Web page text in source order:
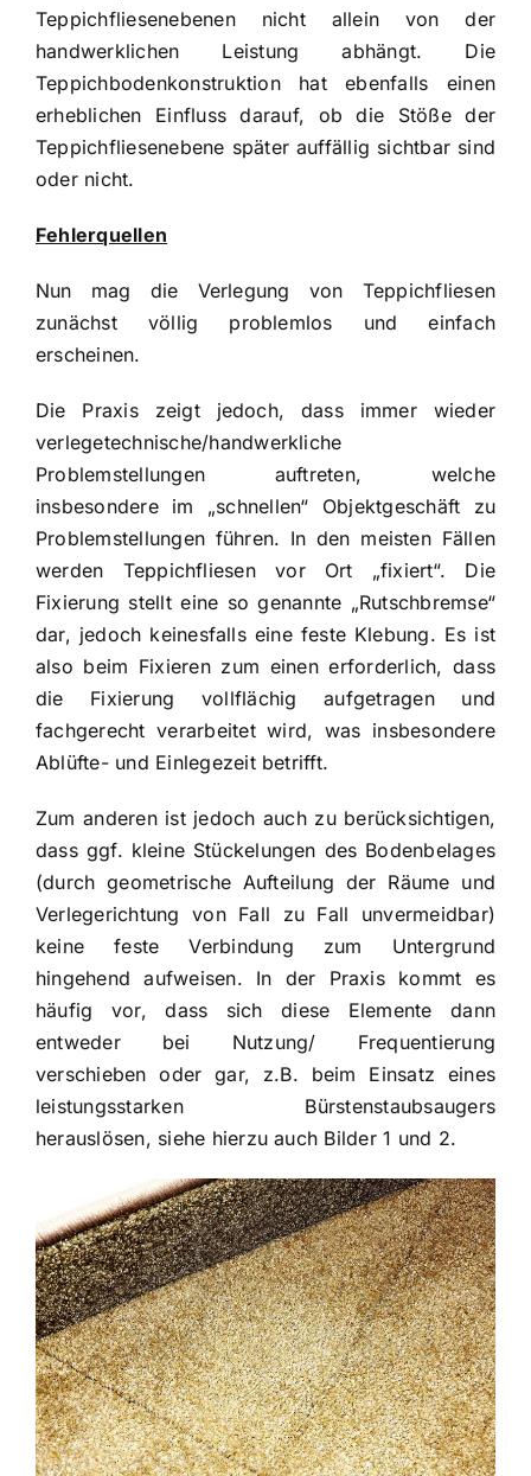
Teppichfliesenebenen nicht allein von der
handwerklichen Leistung abhängt. Die
Teppichbodenkonstruktion hat ebenfalls einen
erheblichen Einfluss darauf, ob die Stöße der
Teppichfliesenebene später auffällig sichtbar sind
oder nicht.
Fehlerquellen
Nun mag die Verlegung von Teppichfliesen
zunächst völlig problemlos und einfach
erscheinen.
Die Praxis zeigt jedoch, dass immer wieder
verlegetechnische/handwerkliche
Problemstellungen auftreten, welche
insbesondere im „schnellen“ Objektgeschäft zu
Problemstellungen führen. In den meisten Fällen
werden Teppichfliesen vor Ort „fixiert“. Die
Fixierung stellt eine so genannte „Rutschbremse“
dar, jedoch keinesfalls eine feste Klebung. Es ist
also beim Fixieren zum einen erforderlich, dass
die Fixierung vollflächig aufgetragen und
fachgerecht verarbeitet wird, was insbesondere
Ablüfte- und Einlegezeit betrifft.
Zum anderen ist jedoch auch zu berücksichtigen,
dass ggf. kleine Stückelungen des Bodenbelages
(durch geometrische Aufteilung der Räume und
Verlegerichtung von Fall zu Fall unvermeidbar)
keine feste Verbindung zum Untergrund
hingehend aufweisen. In der Praxis kommt es
häufig vor, dass sich diese Elemente dann
entweder bei Nutzung/ Frequentierung
verschieben oder gar, z.B. beim Einsatz eines
leistungsstarken Bürstenstaubsaugers
herauslösen, siehe hierzu auch Bilder 1 und 2.